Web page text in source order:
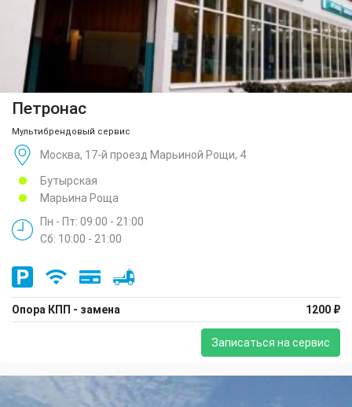
Петронас
Мультибрендовый сервис
Москва, 17-й проезд Марьиной Рощи, 4
Бутырская
Марьина Роща
Пн - Пт: 09:00 - 21:00
Сб: 10:00 - 21:00
Опора КПП - замена 1200 ₽
Записаться на сервис